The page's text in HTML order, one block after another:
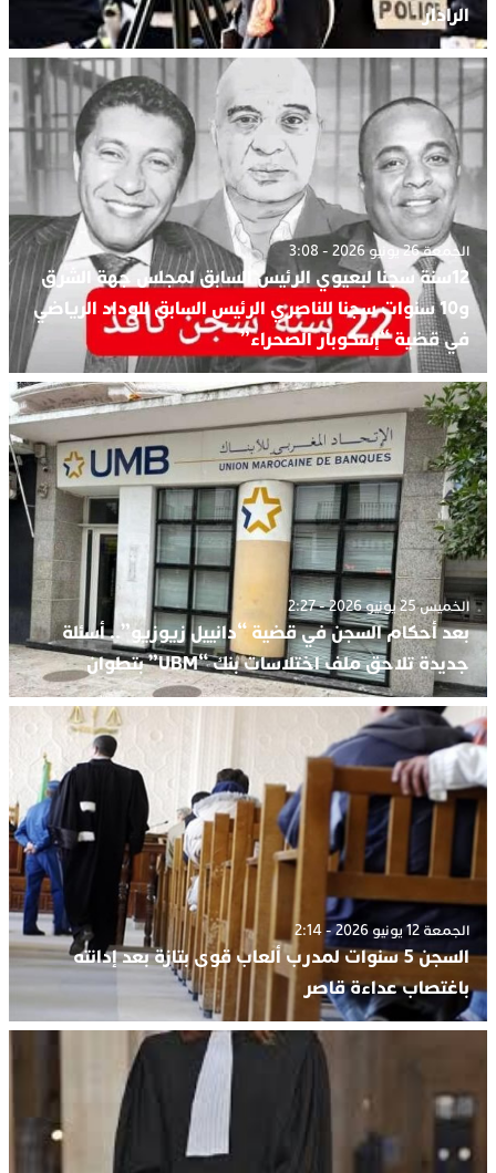
الرادار
الجمعة 26 يونيو 2026 - 3:08
12سنة سجنا لبعيوي الرئيس السابق لمجلس جهة الشرق
و10 سنوات سجنا للناصري الرئيس السابق للوداد الرياضي
في قضية “إسكوبار الصحراء”
الخميس 25 يونيو 2026 - 2:27
بعد أحكام السجن في قضية “دانييل زيوزيو”.. أسئلة
جديدة تلاحق ملف اختلاسات بنك “UBM” بتطوان
الجمعة 12 يونيو 2026 - 2:14
السجن 5 سنوات لمدرب ألعاب قوى بتازة بعد إدانته
باغتصاب عداءة قاصر